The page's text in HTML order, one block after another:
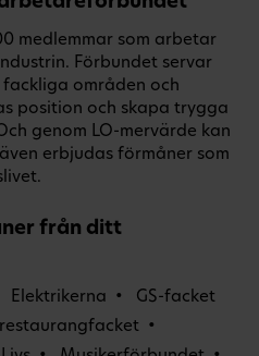
medlemmar som arbetar
Förbundet servar
områden och
position och skapa trygga
genom LO-mervärde kan
erbjudas förmåner som
från ditt
Elektrikerna
GS-facket